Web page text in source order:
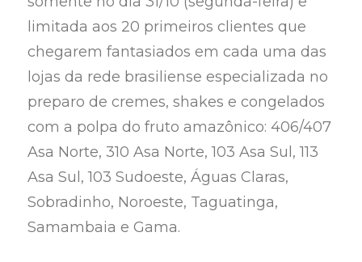
limitada aos 20 primeiros clientes que
chegarem fantasiados em cada uma das
lojas da rede brasiliense especializada no
preparo de cremes, shakes e congelados
com a polpa do fruto amazônico: 406/407
Asa Norte, 310 Asa Norte, 103 Asa Sul, 113
Asa Sul, 103 Sudoeste, Águas Claras,
Sobradinho, Noroeste, Taguatinga,
Samambaia e Gama.